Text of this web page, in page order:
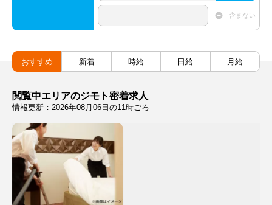
含まない
おすすめ 新着 時給 日給 月給
閲覧中エリアのジモト密着求人
情報更新：2026年08月06日の11時ごろ